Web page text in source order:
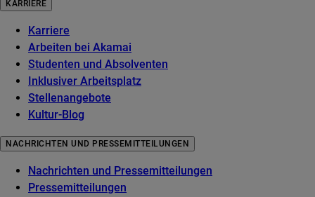
KARRIERE
Karriere
Arbeiten bei Akamai
Studenten und Absolventen
Inklusiver Arbeitsplatz
Stellenangebote
Kultur-Blog
NACHRICHTEN UND PRESSEMITTEILUNGEN
Nachrichten und Pressemitteilungen
Pressemitteilungen